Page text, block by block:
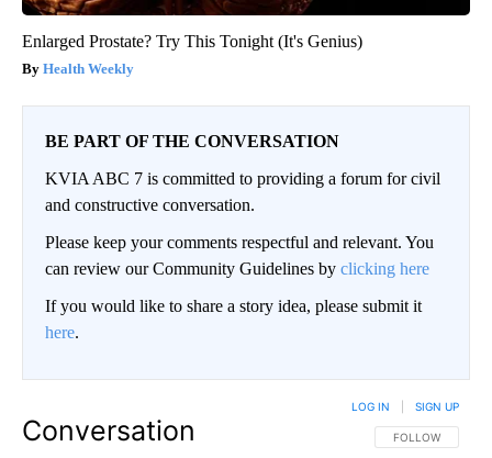
Enlarged Prostate? Try This Tonight (It's Genius)
Health Weekly
BE PART OF THE CONVERSATION
KVIA ABC 7 is committed to providing a forum for civil
and constructive conversation.
Please keep your comments respectful and relevant. You
can review our Community Guidelines by clicking here
If you would like to share a story idea, please submit it
here.
Conversation FOLLOW THIS
FOLLOW
LOG IN SIGN UP